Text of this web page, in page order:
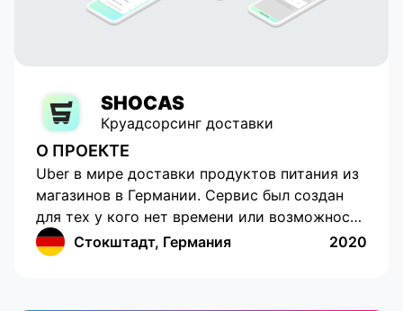
SHOCAS
Круадсорсинг доставки
О ПРОЕКТЕ
Uber в мире доставки продуктов питания из
магазинов в Германии. Сервис был создан
для тех у кого нет времени или возможности
самостоятельно приобрести продукты
питания. Обладает прогрессивным
Стокштадт, Германия 2020